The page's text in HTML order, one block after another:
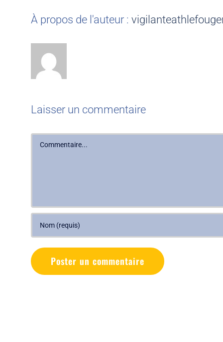
À propos de l'auteur :
Laisser un commentaire
Commentaire